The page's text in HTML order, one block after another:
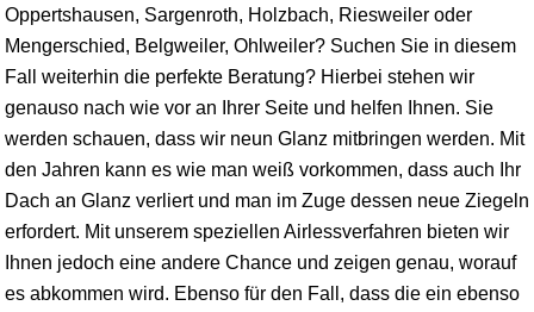
Oppertshausen, Sargenroth, Holzbach, Riesweiler oder
Mengerschied, Belgweiler, Ohlweiler? Suchen Sie in diesem
Fall weiterhin die perfekte Beratung? Hierbei stehen wir
genauso nach wie vor an Ihrer Seite und helfen Ihnen. Sie
werden schauen, dass wir neun Glanz mitbringen werden. Mit
den Jahren kann es wie man weiß vorkommen, dass auch Ihr
Dach an Glanz verliert und man im Zuge dessen neue Ziegeln
erfordert. Mit unserem speziellen Airlessverfahren bieten wir
Ihnen jedoch eine andere Chance und zeigen genau, worauf
es abkommen wird. Ebenso für den Fall, dass die ein ebenso